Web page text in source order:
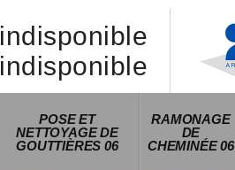
indisponible
indisponible
POSE ET
NETTOYAGE DE
GOUTTIÈRES 06
RAMONAGE
DE
CHEMINÉE 06